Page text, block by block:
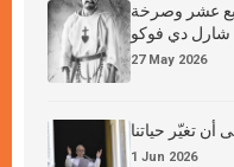
عشر وصرخة
شارل دي فوكو
27 May 2026
أن تغيّر حياتنا
1 Jun 2026